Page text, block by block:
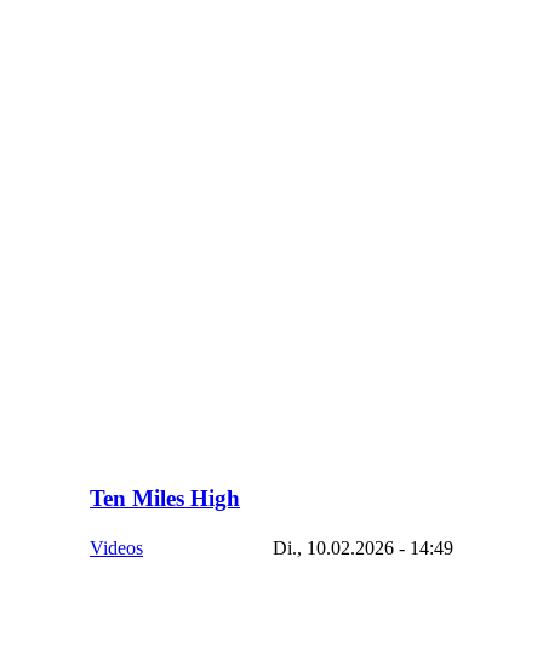
Ten Miles High
Videos Di., 10.02.2026 - 14:49